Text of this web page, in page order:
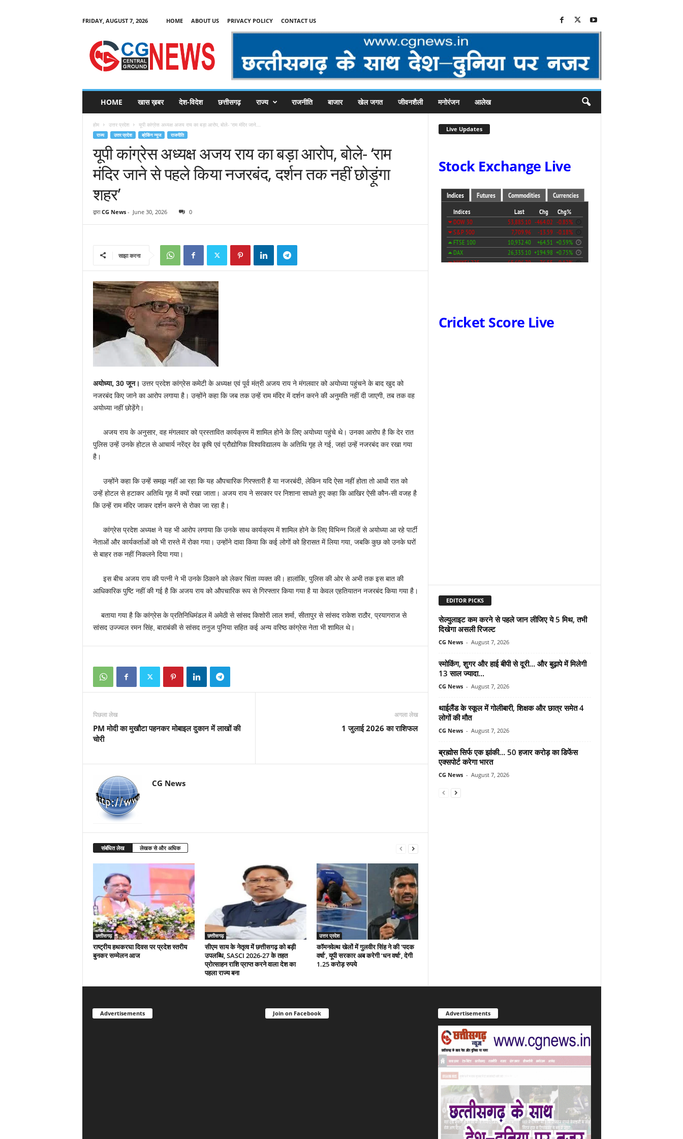
FRIDAY, AUGUST 7, 2026 HOME ABOUT US PRIVACY POLICY CONTACT US
C
HOME खास ख़बर देश-विदेश छत्तीसगढ़ राज्य राजनीति बाजार खेल जगत जीवनशैली मनोरंजन आलेख
होम उत्तर प्रदेश यूपी कांग्रेस अध्यक्ष अजय राय का बड़ा आरोप, बोले- ‘राम मंदिर जाने...
राज्य उत्तर प्रदेश ब्रेकिंग न्यूज राजनीति
यूपी कांग्रेस अध्यक्ष अजय राय का बड़ा आरोप, बोले- ‘राम
मंदिर जाने से पहले किया नजरबंद, दर्शन तक नहीं छोड़ूंगा
शहर’
द्वारा CG News- June 30, 2026 0
साझा करना
अयोध्या, 30जून। उत्तर प्रदेश कांग्रेस कमेटी के अध्यक्ष एवं पूर्व मंत्री अजय राय ने मंगलवार को अयोध्या पहुंचने के बाद खुद को
नजरबंद किए जाने का आरोप लगाया है। उन्होंने कहा कि जब तक उन्हें राम मंदिर में दर्शन करने की अनुमति नहीं दी जाएगी, तब तक वह
अयोध्या नहीं छोड़ेंगे।
अजय राय के अनुसार, वह मंगलवार को प्रस्तावित कार्यक्रम में शामिल होने के लिए अयोध्या पहुंचे थे। उनका आरोप है कि देर रात
पुलिस उन्हें उनके होटल से आचार्य नरेंद्र देव कृषि एवं प्रौद्योगिक विश्वविद्यालय के अतिथि गृह ले गई, जहां उन्हें नजरबंद कर रखा गया
है।
उन्होंने कहा कि उन्हें समझ नहीं आ रहा कि यह औपचारिक गिरफ्तारी है या नजरबंदी, लेकिन यदि ऐसा नहीं होता तो आधी रात को
उन्हें होटल से हटाकर अतिथि गृह में क्यों रखा जाता। अजय राय ने सरकार पर निशाना साधते हुए कहा कि आखिर ऐसी कौन-सी वजह है
कि उन्हें राम मंदिर जाकर दर्शन करने से रोका जा रहा है।
कांग्रेस प्रदेश अध्यक्ष ने यह भी आरोप लगाया कि उनके साथ कार्यक्रम में शामिल होने के लिए विभिन्न जिलों से अयोध्या आ रहे पार्टी
नेताओं और कार्यकर्ताओं को भी रास्ते में रोका गया। उन्होंने दावा किया कि कई लोगों को हिरासत में लिया गया, जबकि कुछ को उनके घरों
से बाहर तक नहीं निकलने दिया गया।
इस बीच अजय राय की पत्नी ने भी उनके ठिकाने को लेकर चिंता व्यक्त की। हालांकि, पुलिस की ओर से अभी तक इस बात की
आधिकारिक पुष्टि नहीं की गई है कि अजय राय को औपचारिक रूप से गिरफ्तार किया गया है या केवल एहतियातन नजरबंद किया गया है।
बताया गया है कि कांग्रेस के प्रतिनिधिमंडल में अमेठी से सांसद किशोरी लाल शर्मा, सीतापुर से सांसद राकेश राठौर, प्रयागराज से
सांसद उज्ज्वल रमन सिंह, बाराबंकी से सांसद तनुज पुनिया सहित कई अन्य वरिष्ठ कांग्रेस नेता भी शामिल थे।
पिछला लेख
PM मोदी का मुखौटा पहनकर मोबाइल दुकान में लाखों की
चोरी
अगला लेख
1 जुलाई 2026 का राशिफल
CG News
संबंधित लेख लेखक से और अधिक
छत्तीसगढ़
राष्ट्रीय हथकरघा दिवस पर प्रदेश स्तरीय
बुनकर सम्मेलन आज
छत्तीसगढ़
सीएम साय के नेतृत्व में छत्तीसगढ़ को बड़ी
उपलब्धि, SASCI 2026-27 के तहत
प्रोत्साहन राशि प्राप्त करने वाला देश का
पहला राज्य बना
उत्तर प्रदेश
कॉमनवेल्थ खेलों में गुलवीर सिंह ने की ‘पदक
वर्षा’, यूपी सरकार अब करेगी ‘धन वर्षा’, देगी
1.25 करोड़ रुपये
Live Updates
Stock Exchange Live
Cricket Score Live
EDITOR PICKS
सेल्युलाइट कम करने से पहले जान लीजिए ये 5 मिथ, तभी
दिखेगा असली रिजल्ट
CG News - August 7, 2026
स्मोकिंग, शुगर और हाई बीपी से दूरी… और बुढ़ापे में मिलेगी
13 साल ज्यादा...
CG News - August 7, 2026
थाईलैंड के स्कूल में गोलीबारी, शिक्षक और छात्र समेत 4
लोगों की मौत
CG News - August 7, 2026
ब्रह्मोस सिर्फ एक झांकी… 50 हजार करोड़ का डिफेंस
एक्सपोर्ट करेगा भारत
CG News - August 7, 2026
Advertisements Join on Facebook Advertisements